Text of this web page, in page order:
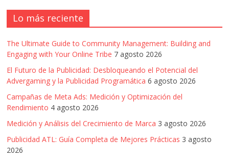
Lo más reciente
The Ultimate Guide to Community Management: Building and
Engaging with Your Online Tribe 7 agosto 2026
El Futuro de la Publicidad: Desbloqueando el Potencial del
Advergaming y la Publicidad Programática 6 agosto 2026
Campañas de Meta Ads: Medición y Optimización del
Rendimiento 4 agosto 2026
Medición y Análisis del Crecimiento de Marca 3 agosto 2026
Publicidad ATL: Guía Completa de Mejores Prácticas 3 agosto
2026